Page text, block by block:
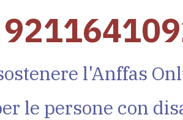
l'Anffas
le persone con